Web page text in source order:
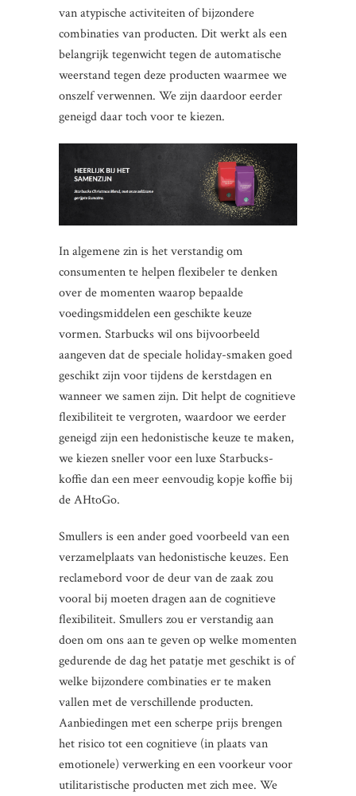
van atypische activiteiten of bijzondere
combinaties van producten. Dit werkt als een
belangrijk tegenwicht tegen de automatische
weerstand tegen deze producten waarmee we
onszelf verwennen. We zijn daardoor eerder
geneigd daar toch voor te kiezen.
In algemene zin is het verstandig om
consumenten te helpen flexibeler te denken
over de momenten waarop bepaalde
voedingsmiddelen een geschikte keuze
vormen. Starbucks wil ons bijvoorbeeld
aangeven dat de speciale holiday-smaken goed
geschikt zijn voor tijdens de kerstdagen en
wanneer we samen zijn. Dit helpt de cognitieve
flexibiliteit te vergroten, waardoor we eerder
geneigd zijn een hedonistische keuze te maken,
we kiezen sneller voor een luxe Starbucks-
koffie dan een meer eenvoudig kopje koffie bij
de AHtoGo.
Smullers is een ander goed voorbeeld van een
verzamelplaats van hedonistische keuzes. Een
reclamebord voor de deur van de zaak zou
vooral bij moeten dragen aan de cognitieve
flexibiliteit. Smullers zou er verstandig aan
doen om ons aan te geven op welke momenten
gedurende de dag het patatje met geschikt is of
welke bijzondere combinaties er te maken
vallen met de verschillende producten.
Aanbiedingen met een scherpe prijs brengen
het risico tot een cognitieve (in plaats van
emotionele) verwerking en een voorkeur voor
utilitaristische producten met zich mee. We